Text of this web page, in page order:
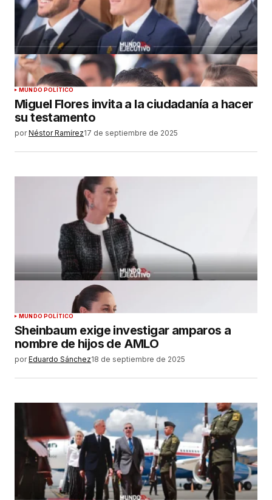
MUNDO POLÍTICO
Miguel Flores invita a la ciudadanía a hacer
su testamento
por Néstor Ramírez17 de septiembre de 2025
MUNDO POLÍTICO
Sheinbaum exige investigar amparos a
nombre de hijos de AMLO
por Eduardo Sánchez18 de septiembre de 2025